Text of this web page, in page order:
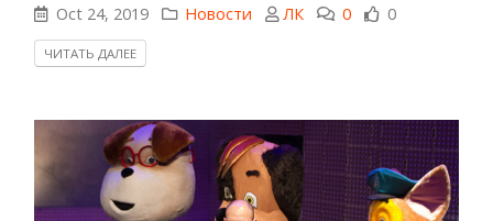
Oct 24, 2019 Новости ЛК 0 0
ЧИТАТЬ ДАЛЕЕ